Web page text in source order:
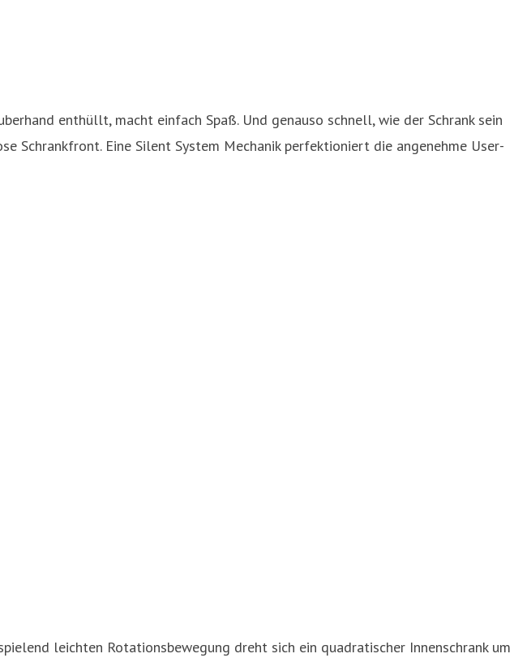
enthüllt, macht einfach Spaß. Und genauso schnell, wie der Schrank sein
Eine Silent System Mechanik perfektioniert die angenehme User-
leichten Rotationsbewegung dreht sich ein quadratischer Innenschrank um